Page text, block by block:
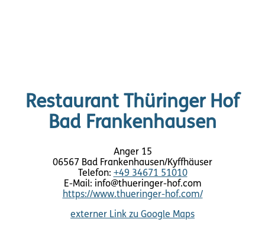
Restaurant Thüringer Hof
Bad Frankenhausen
Anger 15
06567 Bad Frankenhausen/Kyffhäuser
Telefon: +49 34671 51010
E-Mail: info@thueringer-hof.com
https://www.thueringer-hof.com/
externer Link zu Google Maps